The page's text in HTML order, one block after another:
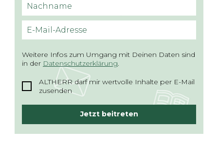
Nachname
E-Mail-Adresse
Weitere Infos zum Umgang mit Deinen Daten sind
in der Datenschutzerklärung
ALTHERR darf mir wertvolle Inhalte per E-Mail
zusenden
Jetzt beitreten